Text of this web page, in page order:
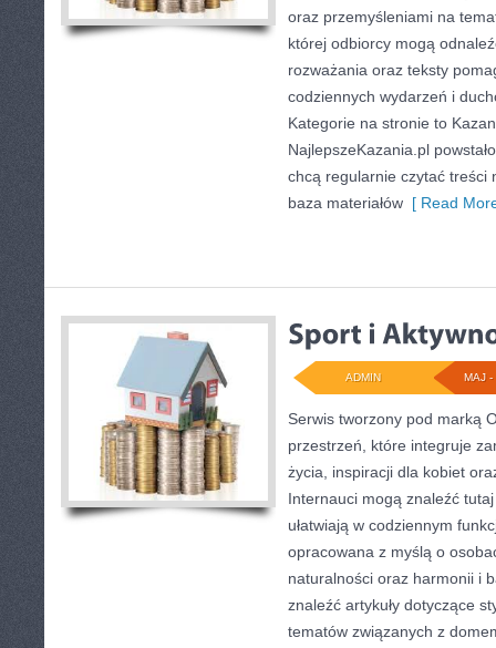
oraz przemyśleniami na
której odbiorcy mogą
rozważania oraz teksty
codziennych wydarzeń i
Kategorie na stronie to
NajlepszeKazania.pl
chcą regularnie czytać treści
baza materiałów [ Read
MAJ -
ADMIN
Serwis tworzony pod marką
przestrzeń, które integruje
życia, inspiracji dla kobiet
Internauci mogą znaleźć
ułatwiają w codziennym
opracowana z myślą o
naturalności oraz harmonii i
znaleźć artykuły dotyczące
tematów związanych z